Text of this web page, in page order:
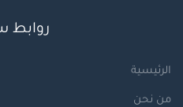
روابط
الرئيسية
من نحن